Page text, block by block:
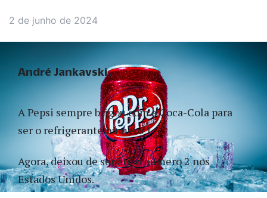
2 de junho de 2024
A Pepsi sempre brigou com a Coca-Cola para
ser o refrigerante número 1.
Agora, deixou de ser até o número 2 nos
Estados Unidos.
André Jankavski